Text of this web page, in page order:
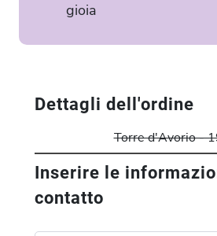
gioia
Dettagli dell'ordine
Torre d'Avorio -
Inserire le
contatto